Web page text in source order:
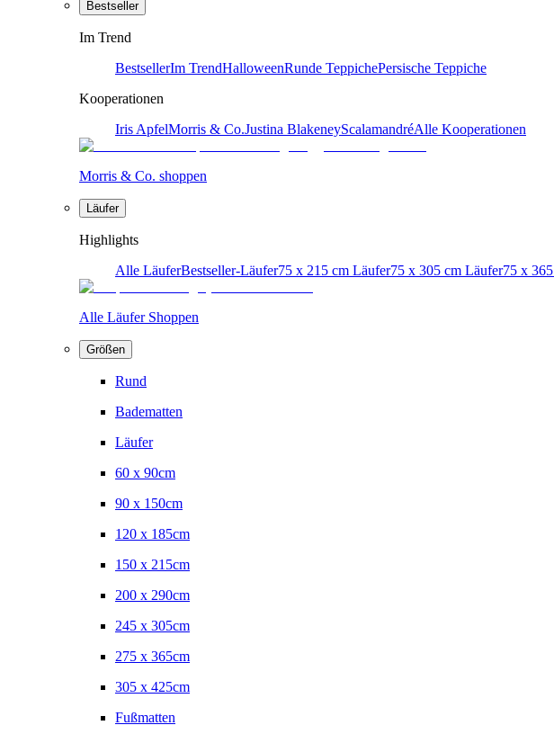
Bestseller
Im Trend
BestsellerIm TrendHalloweenRunde TeppichePersische Teppiche
Kooperationen
Iris ApfelMorris & Co.Justina BlakeneyScalamandréAlle Kooperationen
Morris & Co. shoppen
Läufer
Highlights
Alle LäuferBestseller-Läufer75 x 215 cm Läufer75 x 305 cm Läufer75 x
Alle Läufer Shoppen
Größen
Rund
Badematten
Läufer
60 x 90cm
90 x 150cm
120 x 185cm
150 x 215cm
200 x 290cm
245 x 305cm
275 x 365cm
305 x 425cm
Fußmatten